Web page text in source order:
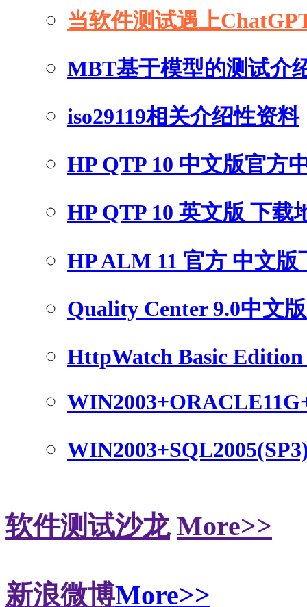
当软件测试遇上
MBT基于模型的测试介
iso29119相关介绍性资料
HP QTP 10 中文版官方
HP QTP 10 英文版 下载
HP ALM 11 官方 中文版
Quality Center 9.0中文
HttpWatch Basic Edition
软件测试沙龙 More>>
新浪微博More>>